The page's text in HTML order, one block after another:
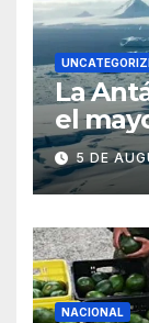
La
el
desde
5 DE
NACIONAL